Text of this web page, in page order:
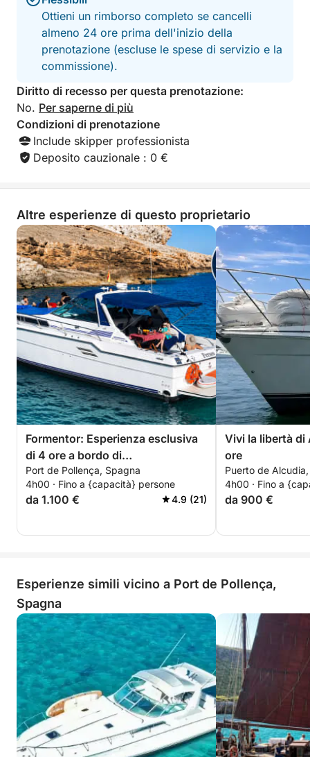
Ottieni un rimborso completo se cancelli
almeno 24 ore prima dell'inizio della
prenotazione (escluse le spese di servizio e la
commissione).
Diritto di recesso per questa prenotazione:
No. Per saperne di più
Condizioni di prenotazione
Include skipper professionista
Deposito cauzionale : 0 €
Altre esperienze di questo proprietario
Formentor: Esperienza esclusiva
di 4 ore a bordo di
un'imbarcazione privata con
skipper.
Port de Pollença, Spagna
4h00 · Fino a {capacità} persone
da 1.100 € 4.9 (21)
Vivi la libertà di
ore
Puerto de
4h00 · Fino a
da 900 €
Esperienze simili vicino a Port de Pollença,
Spagna